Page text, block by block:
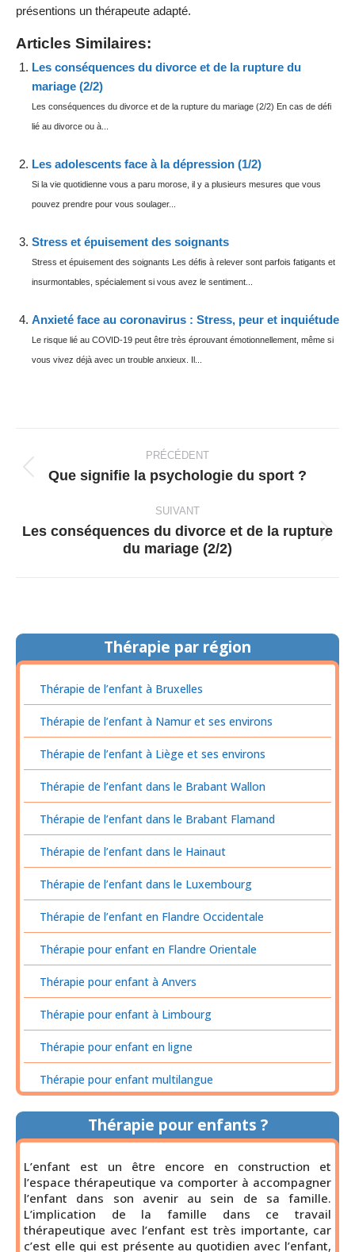
présentions un thérapeute adapté.
Articles Similaires:
Les conséquences du divorce et de la rupture du
mariage (2/2)
Les conséquences du divorce et de la rupture du mariage (2/2) En cas de défi
lié au divorce ou à...
Les adolescents face à la dépression (1/2)
Si la vie quotidienne vous a paru morose, il y a plusieurs mesures que vous
pouvez prendre pour vous soulager...
Stress et épuisement des soignants
Stress et épuisement des soignants Les défis à relever sont parfois fatigants et
insurmontables, spécialement si vous avez le sentiment...
Anxieté face au coronavirus : Stress, peur et inquiétude
Le risque lié au COVID-19 peut être très éprouvant émotionnellement, même si
vous vivez déjà avec un trouble anxieux. Il...
article
PRÉCÉDENT
Article
:
Que signifie la psychologie du sport ?
SUIVANT
Article
suivant
Les conséquences du divorce et de la rupture
du mariage (2/2)
Thérapie par région
Thérapie de l’enfant à Bruxelles
Thérapie de l’enfant à Namur et ses environs
Thérapie de l’enfant à Liège et ses environs
Thérapie de l’enfant dans le Brabant Wallon
Thérapie de l’enfant dans le Brabant Flamand
Thérapie de l’enfant dans le Hainaut
Thérapie de l’enfant dans le Luxembourg
Thérapie de l’enfant en Flandre Occidentale
Thérapie pour enfant en Flandre Orientale
Thérapie pour enfant à Anvers
Thérapie pour enfant à Limbourg
Thérapie pour enfant en ligne
Thérapie pour enfant multilangue
Thérapie pour enfants ?
L’enfant est un être encore en construction et
l’espace thérapeutique va comporter à accompagner
l’enfant dans son avenir au sein de sa famille.
L’implication de la famille dans ce travail
thérapeutique avec l’enfant est très importante, car
c’est elle qui est présente au quotidien avec l’enfant,